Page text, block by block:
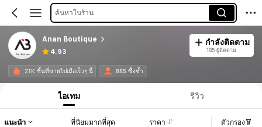
ค้นหาในร้าน
Anan Boutique
4.93
กำลังติดตาม
185 ผู้ติดตาม
21K ชิ้นที่ขายไปเมื่อเร็วๆ นี้ 885 ซื้อซ้ำ
ไอเทม รีวิว
แนะนำ ที่นิยมมากที่สุด ราคา ตัวกรอง